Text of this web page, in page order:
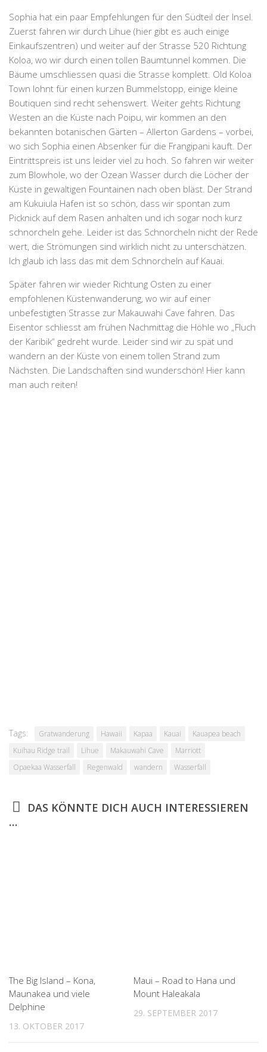
Sophia hat ein paar Empfehlungen für den Südteil der Insel.
Zuerst fahren wir durch Lihue (hier gibt es auch einige
Einkaufszentren) und weiter auf der Strasse 520 Richtung
Koloa, wo wir durch einen tollen Baumtunnel kommen. Die
Bäume umschliessen quasi die Strasse komplett. Old Koloa
Town lohnt für einen kurzen Bummelstopp, einige kleine
Boutiquen sind recht sehenswert. Weiter gehts Richtung
Westen an die Küste nach Poipu, wir kommen an den
bekannten botanischen Gärten – Allerton Gardens – vorbei,
wo sich Sophia einen Absenker für die Frangipani kauft. Der
Eintrittspreis ist uns leider viel zu hoch. So fahren wir weiter
zum Blowhole, wo der Ozean Wasser durch die Löcher der
Küste in gewaltigen Fountainen nach oben bläst. Der Strand
am Kukuiula Hafen ist so schön, dass wir spontan zum
Picknick auf dem Rasen anhalten und ich sogar noch kurz
schnorcheln gehe. Leider ist das Schnorcheln nicht der Rede
wert, die Strömungen sind wirklich nicht zu unterschätzen.
Ich glaub ich lass das mit dem Schnorcheln auf Kauai.
Später fahren wir wieder Richtung Osten zu einer
empfohlenen Küstenwanderung, wo wir auf einer
unbefestigten Strasse zur Makauwahi Cave fahren. Das
Eisentor schliesst am frühen Nachmittag die Höhle wo „Fluch
der Karibik“ gedreht wurde. Leider sind wir zu spät und
wandern an der Küste von einem tollen Strand zum
Nächsten. Die Landschaften sind wunderschön! Hier kann
man auch reiten!
Tags: Gratwanderung Hawaii Kapaa Kauai
Kauapea beach
Kuihau Ridge trail
Lihue Makauwahi Cave
Marriott
Opaekaa Wasserfall
Regenwald wandern Wasserfall
DAS KÖNNTE DICH AUCH INTERESSIEREN
…
The Big Island – Kona,
Maunakea und viele
Delphine
13. OKTOBER 2017
Maui – Road to Hana und
Mount Haleakala
29. SEPTEMBER 2017